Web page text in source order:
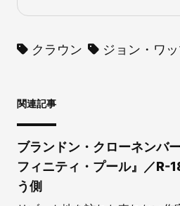
クラウン ジョン・ワ
関連記事
ブランドン・クローネンバ
フィニティ・プール』／R-
う側